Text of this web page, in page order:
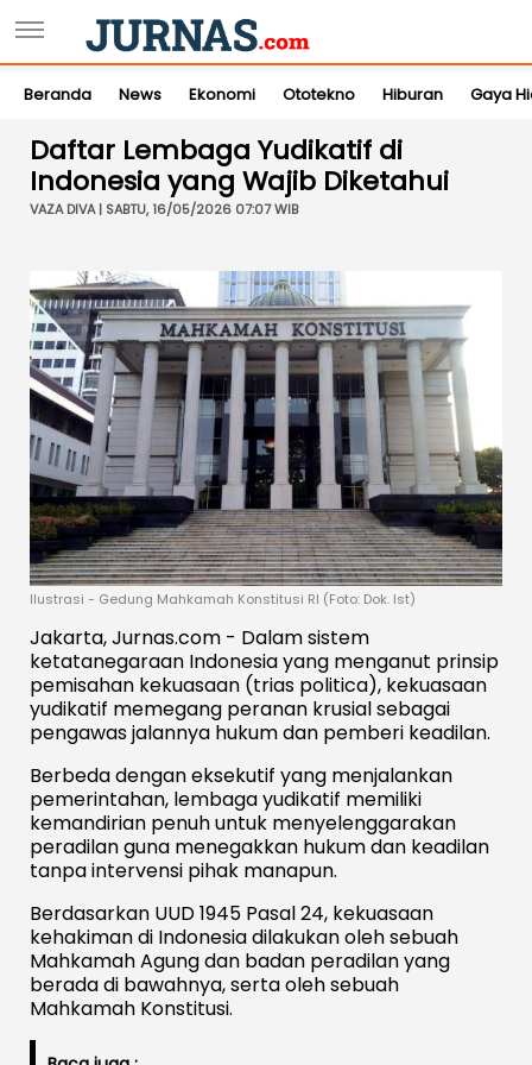
Beranda News Ekonomi Ototekno Hiburan Gaya
Daftar Lembaga Yudikatif di
Indonesia yang Wajib Diketahui
VAZA DIVA | SABTU, 16/05/2026 07:07 WIB
Ilustrasi - Gedung Mahkamah Konstitusi RI (Foto: Dok. Ist)
Jakarta, Jurnas.com - Dalam sistem
ketatanegaraan Indonesia yang menganut prinsip
pemisahan kekuasaan (trias politica), kekuasaan
yudikatif memegang peranan krusial sebagai
pengawas jalannya hukum dan pemberi keadilan.
Berbeda dengan eksekutif yang menjalankan
pemerintahan, lembaga yudikatif memiliki
kemandirian penuh untuk menyelenggarakan
peradilan guna menegakkan hukum dan keadilan
tanpa intervensi pihak manapun.
Berdasarkan UUD 1945 Pasal 24, kekuasaan
kehakiman di Indonesia dilakukan oleh sebuah
Mahkamah Agung dan badan peradilan yang
berada di bawahnya, serta oleh sebuah
Mahkamah Konstitusi.